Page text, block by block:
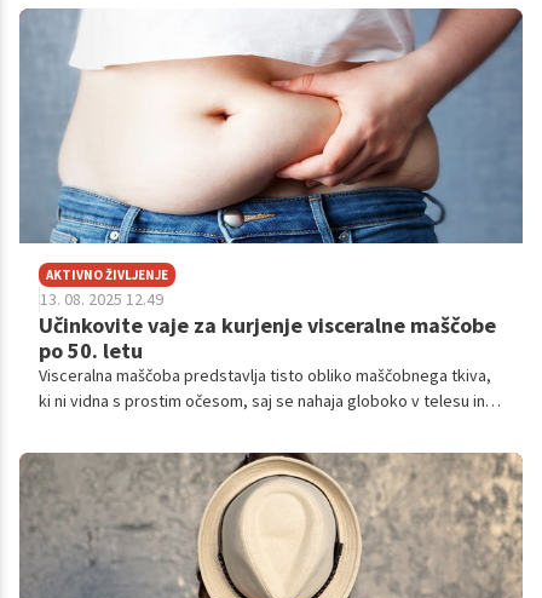
AKTIVNO ŽIVLJENJE
13. 08. 2025 12.49
Učinkovite vaje za kurjenje visceralne maščobe
po 50. letu
Visceralna maščoba predstavlja tisto obliko maščobnega tkiva,
ki ni vidna s prostim očesom, saj se nahaja globoko v telesu in
poslabša splošno zdravstveno stanje.